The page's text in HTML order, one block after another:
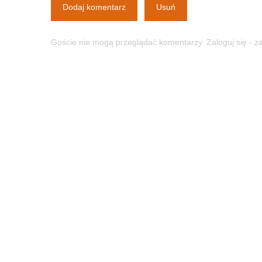
Dodaj komentarz Usuń
Goście nie mogą przeglądać komentarzy. Zaloguj się -